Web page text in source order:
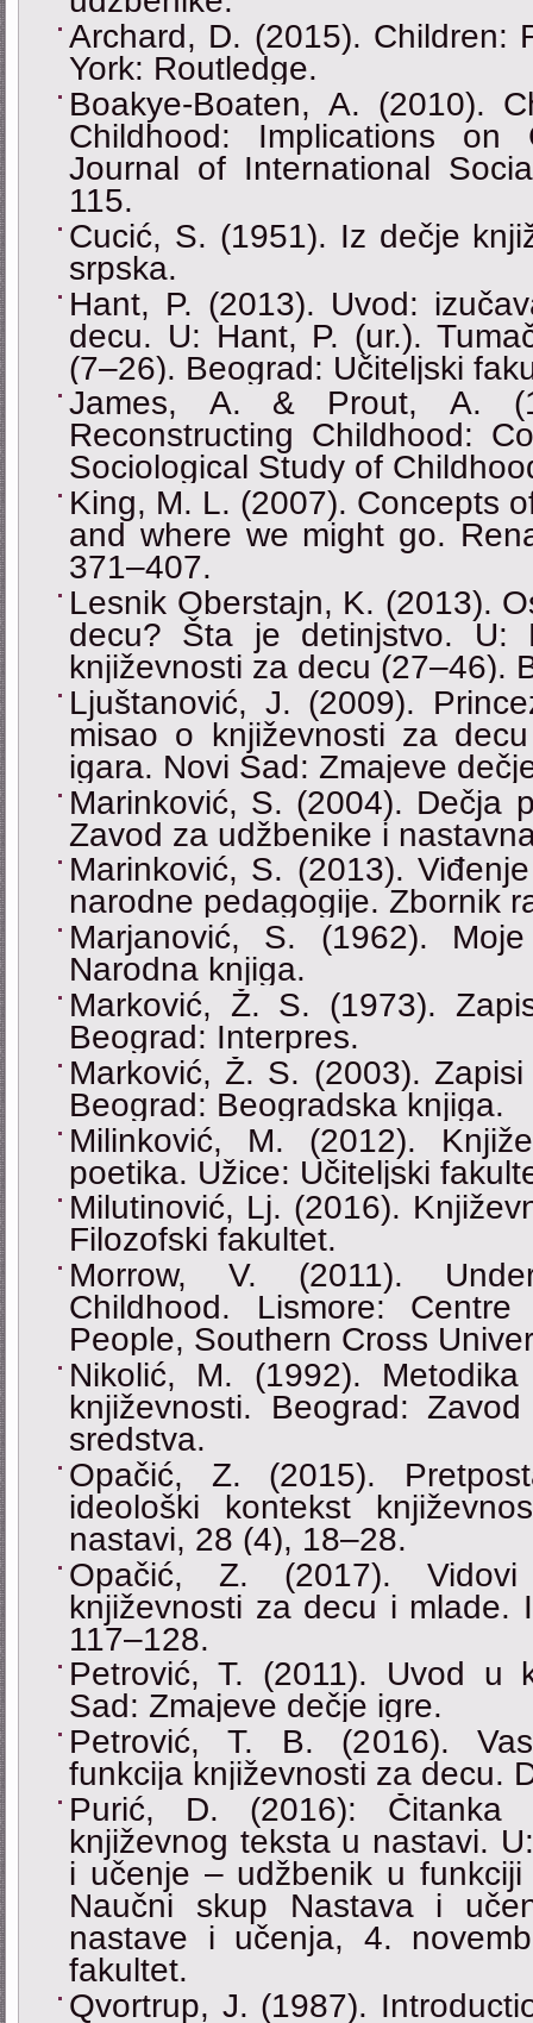
Archard, D. (2015). Children:
York: Routledge.
Boakye-Boaten, А. (2010).
Childhood: Implications
Journal of International
115.
Cucić, S. (1951). Iz dečje
srpska.
Hant, P. (2013). Uvod:
decu. U: Hant, P. (ur.).
(7–26). Beograd: Učiteljski
James, А. & Prout, А.
Reconstructing Childhood:
Sociological Study of
King, M. L. (2007). Concepts
and where we might go.
371–407.
Lesnik Oberstajn, K. (2013).
decu? Šta je detinjstvo. U:
književnosti za decu (27–46).
Ljuštanović, J. (2009).
misao o književnosti za
igara. Novi Sad: Zmajeve
Marinković, S. (2004). Dečja
Zavod za udžbenike i
Marinković, S. (2013).
narodne pedagogije. Zbornik
Marjanović, S. (1962).
Narodna knjiga.
Marković, Ž. S. (1973).
Beograd: Interpres.
Marković, Ž. S. (2003).
Beograd: Beogradska knjiga.
Milinković, M. (2012).
poetika. Užice: Učiteljski
Milutinović, Lj. (2016).
Filozofski fakultet.
Morrow, V. (2011).
Childhood. Lismore:
People, Southern Cross
Nikolić, M. (1992).
književnosti. Beograd:
sredstva.
Opačić, Z. (2015).
ideološki kontekst
nastavi, 28 (4), 18–28.
Opačić, Z. (2017).
književnosti za decu i mlade.
117–128.
Petrović, T. (2011). Uvod u
Sad: Zmajeve dečje igre.
Petrović, T. B. (2016).
funkcija književnosti za decu.
Purić, D. (2016): Čitanka
književnog teksta u nastavi.
i učenje ‒ udžbenik u
Naučni skup Nastava i
nastave i učenja, 4.
fakultet.
Qvortrup, Ј. (1987).